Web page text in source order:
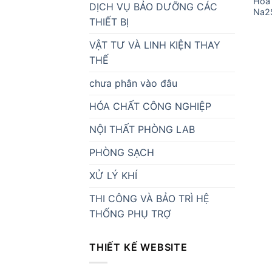
DỊCH VỤ BẢO DƯỠNG CÁC
THIẾT BỊ
VẬT TƯ VÀ LINH KIỆN THAY
THẾ
chưa phân vào đâu
HÓA CHẤT CÔNG NGHIỆP
NỘI THẤT PHÒNG LAB
PHÒNG SẠCH
XỬ LÝ KHÍ
THI CÔNG VÀ BẢO TRÌ HỆ
THỐNG PHỤ TRỢ
THIẾT KẾ WEBSITE